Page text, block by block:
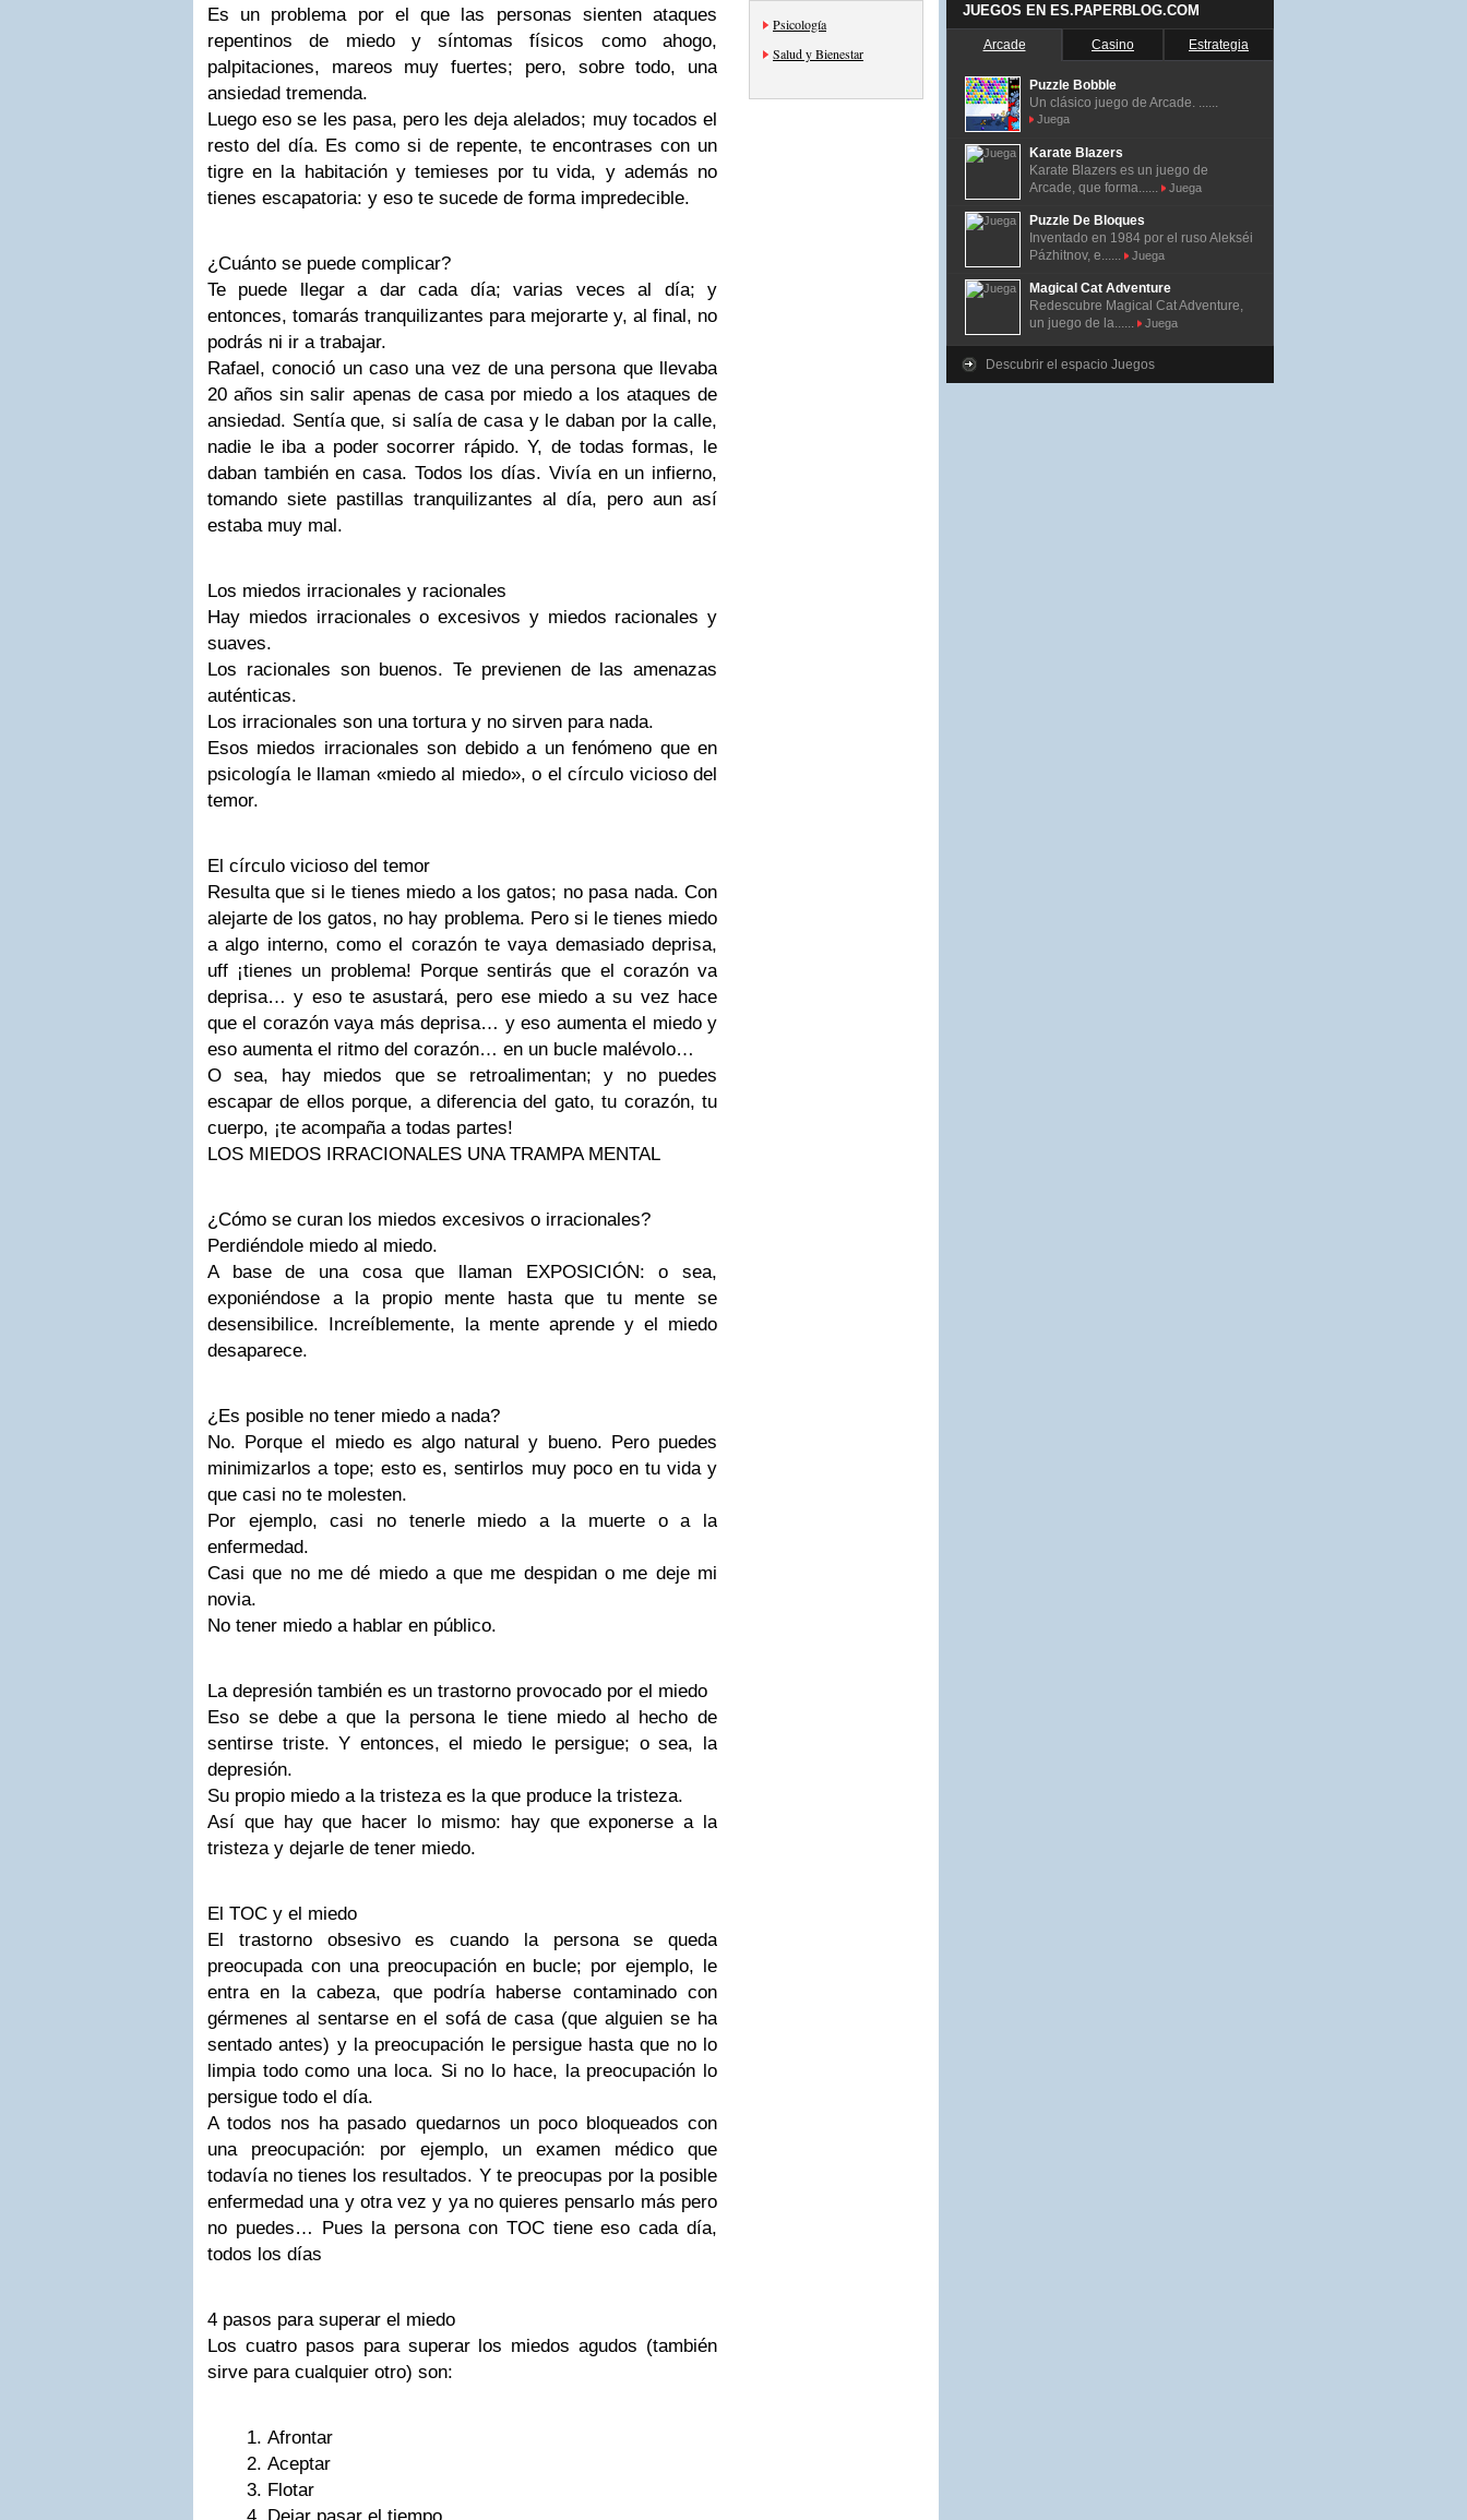
Es un problema por el que las personas sienten ataques
repentinos de miedo y síntomas físicos como ahogo,
palpitaciones, mareos muy fuertes; pero, sobre todo, una
ansiedad tremenda.
Luego eso se les pasa, pero les deja alelados; muy tocados el
resto del día. Es como si de repente, te encontrases con un
tigre en la habitación y temieses por tu vida, y además no
tienes escapatoria: y eso te sucede de forma impredecible.
¿Cuánto se puede complicar?
Te puede llegar a dar cada día; varias veces al día; y
entonces, tomarás tranquilizantes para mejorarte y, al final, no
podrás ni ir a trabajar.
Rafael, conoció un caso una vez de una persona que llevaba
20 años sin salir apenas de casa por miedo a los ataques de
ansiedad. Sentía que, si salía de casa y le daban por la calle,
nadie le iba a poder socorrer rápido. Y, de todas formas, le
daban también en casa. Todos los días. Vivía en un infierno,
tomando siete pastillas tranquilizantes al día, pero aun así
estaba muy mal.
Los miedos irracionales y racionales
Hay miedos irracionales o excesivos y miedos racionales y
suaves.
Los racionales son buenos. Te previenen de las amenazas
auténticas.
Los irracionales son una tortura y no sirven para nada.
Esos miedos irracionales son debido a un fenómeno que en
psicología le llaman «miedo al miedo», o el círculo vicioso del
temor.
El círculo vicioso del temor
Resulta que si le tienes miedo a los gatos; no pasa nada. Con
alejarte de los gatos, no hay problema. Pero si le tienes miedo
a algo interno, como el corazón te vaya demasiado deprisa,
uff ¡tienes un problema! Porque sentirás que el corazón va
deprisa… y eso te asustará, pero ese miedo a su vez hace
que el corazón vaya más deprisa… y eso aumenta el miedo y
eso aumenta el ritmo del corazón… en un bucle malévolo…
O sea, hay miedos que se retroalimentan; y no puedes
escapar de ellos porque, a diferencia del gato, tu corazón, tu
cuerpo, ¡te acompaña a todas partes!
LOS MIEDOS IRRACIONALES UNA TRAMPA MENTAL
¿Cómo se curan los miedos excesivos o irracionales?
Perdiéndole miedo al miedo.
A base de una cosa que llaman EXPOSICIÓN: o sea,
exponiéndose a la propio mente hasta que tu mente se
desensibilice. Increíblemente, la mente aprende y el miedo
desaparece.
¿Es posible no tener miedo a nada?
No. Porque el miedo es algo natural y bueno. Pero puedes
minimizarlos a tope; esto es, sentirlos muy poco en tu vida y
que casi no te molesten.
Por ejemplo, casi no tenerle miedo a la muerte o a la
enfermedad.
Casi que no me dé miedo a que me despidan o me deje mi
novia.
No tener miedo a hablar en público.
La depresión también es un trastorno provocado por el miedo
Eso se debe a que la persona le tiene miedo al hecho de
sentirse triste. Y entonces, el miedo le persigue; o sea, la
depresión.
Su propio miedo a la tristeza es la que produce la tristeza.
Así que hay que hacer lo mismo: hay que exponerse a la
tristeza y dejarle de tener miedo.
El TOC y el miedo
El trastorno obsesivo es cuando la persona se queda
preocupada con una preocupación en bucle; por ejemplo, le
entra en la cabeza, que podría haberse contaminado con
gérmenes al sentarse en el sofá de casa (que alguien se ha
sentado antes) y la preocupación le persigue hasta que no lo
limpia todo como una loca. Si no lo hace, la preocupación lo
persigue todo el día.
A todos nos ha pasado quedarnos un poco bloqueados con
una preocupación: por ejemplo, un examen médico que
todavía no tienes los resultados. Y te preocupas por la posible
enfermedad una y otra vez y ya no quieres pensarlo más pero
no puedes… Pues la persona con TOC tiene eso cada día,
todos los días
4 pasos para superar el miedo
Los cuatro pasos para superar los miedos agudos (también
sirve para cualquier otro) son:
Afrontar
Aceptar
Flotar
Psicología
Salud y Bienestar
JUEGOS EN ES.PAPERBLOG.COM
Arcade Casino Estrategia
Puzzle Bobble
Un clásico juego de Arcade. ......
Juega
Karate Blazers
Karate Blazers es un juego de
Arcade, que forma......
Juega
Puzzle De Bloques
Inventado en 1984 por el ruso Alekséi
Pázhitnov, e......
Juega
Magical Cat Adventure
Redescubre Magical Cat Adventure,
un juego de la......
Juega
Descubrir el espacio Juegos